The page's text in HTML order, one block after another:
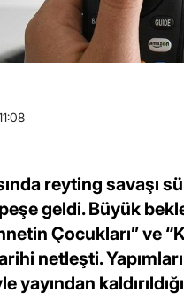
reyting savaşı
geldi. Büyük
Çocukları” ve
netleşti.
yayından